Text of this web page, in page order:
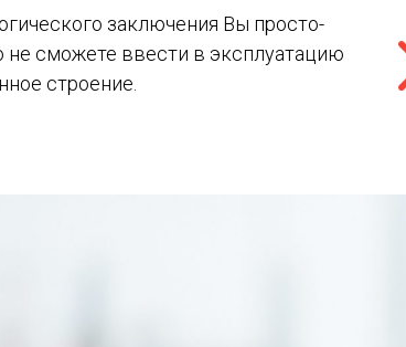
заключения Вы просто-
не сможете ввести в эксплуатацию
строение.